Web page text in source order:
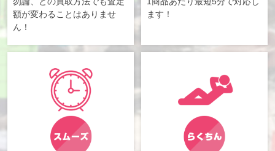
額が変わることはありませ
ん！
ます！